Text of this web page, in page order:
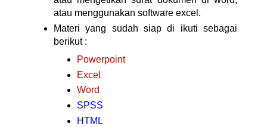
atau menggunakan software excel.
Materi yang sudah siap di ikuti sebagai
berikut :
Powerpoint
Excel
Word
SPSS
HTML